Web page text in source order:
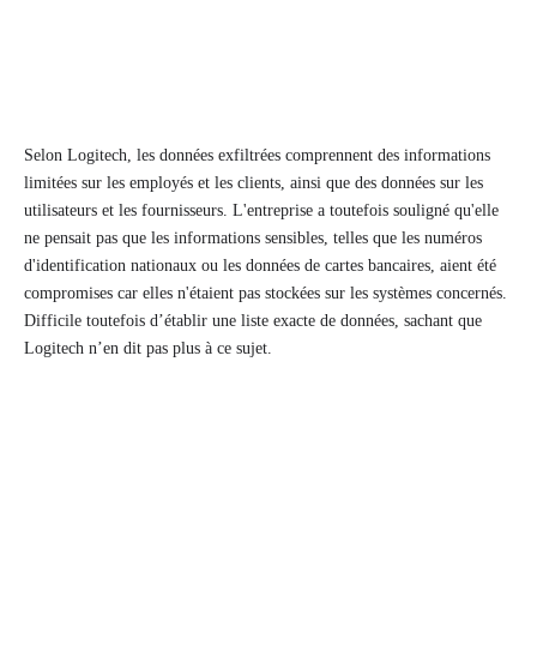
Selon Logitech, les données exfiltrées comprennent des informations
limitées sur les employés et les clients, ainsi que des données sur les
utilisateurs et les fournisseurs. L'entreprise a toutefois souligné qu'elle
ne pensait pas que les informations sensibles, telles que les numéros
d'identification nationaux ou les données de cartes bancaires, aient été
compromises car elles n'étaient pas stockées sur les systèmes concernés.
Difficile toutefois d’établir une liste exacte de données, sachant que
Logitech n’en dit pas plus à ce sujet.